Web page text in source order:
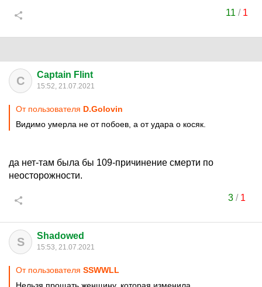
11 / 1
C Captain Flint
15:52, 21.07.2021
От пользователя D.Golovin
Видимо умерла не от побоев, а от удара о косяк.
да нет-там была бы 109-причинение смерти по
неосторожности.
3/ 1
S Shadowed
15:53, 21.07.2021
От пользователя SSWWLL